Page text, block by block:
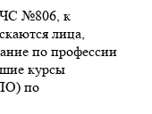
№806, к
лица,
по профессии
курсы
по